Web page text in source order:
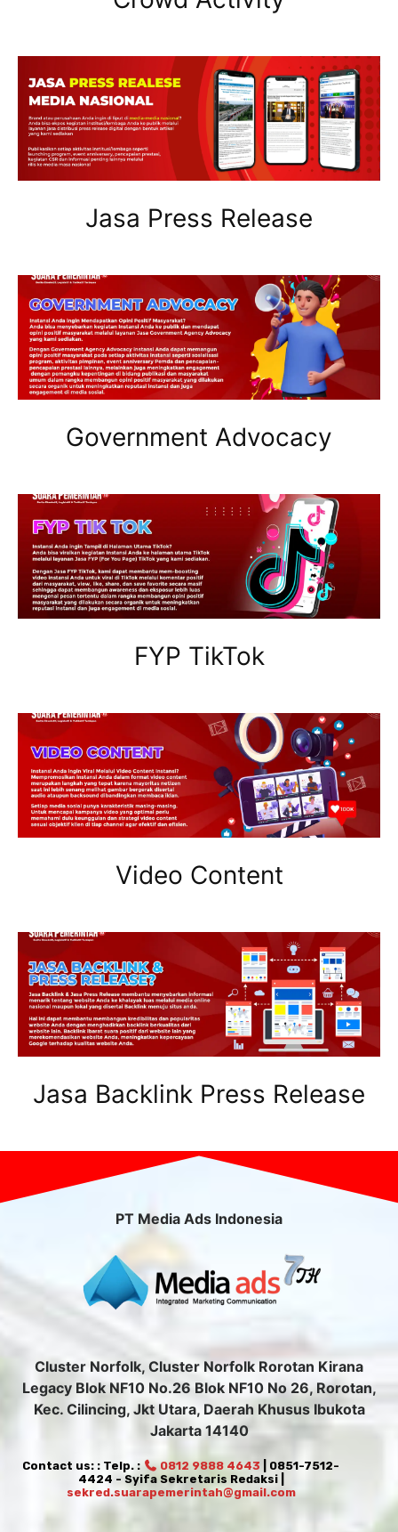
Jasa Press Release
Government Advocacy
FYP TikTok
Video Content
Jasa Backlink Press Release
PT Media Ads Indonesia
Cluster Norfolk, Cluster Norfolk Rorotan Kirana
Legacy Blok NF10 No.26 Blok NF10 No 26, Rorotan,
Kec. Cilincing, Jkt Utara, Daerah Khusus Ibukota
Jakarta 14140
Contact us: : Telp. : 0812 9888 4643 | 0851-7512-
4424 - Syifa Sekretaris Redaksi |
sekred.suarapemerintah@gmail.com